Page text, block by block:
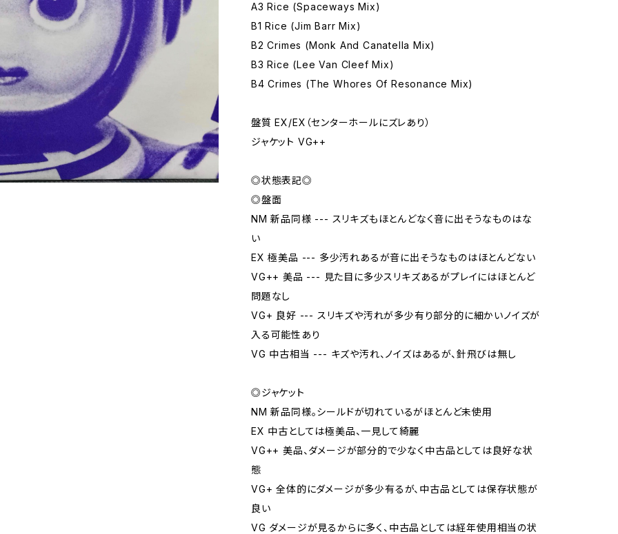
A3 Rice (Spaceways Mix)
B1 Rice (Jim Barr Mix)
B2 Crimes (Monk And Canatella Mix)
B3 Rice (Lee Van Cleef Mix)
B4 Crimes (The Whores Of Resonance Mix)
盤質 EX/EX（センターホールにズレあり）
ジャケット VG++
◎状態表記◎
◎盤面
NM 新品同様 --- スリキズもほとんどなく音に出そうなものはな
い
EX 極美品 --- 多少汚れあるが音に出そうなものはほとんどない
VG++ 美品 --- 見た目に多少スリキズあるがプレイにはほとんど
問題なし
VG+ 良好 --- スリキズや汚れが多少有り部分的に細かいノイズが
入る可能性あり
VG 中古相当 --- キズや汚れ、ノイズはあるが、針飛びは無し
◎ジャケット
NM 新品同様。シールドが切れているがほとんど未使用
EX 中古としては極美品、一見して綺麗
VG++ 美品、ダメージが部分的で少なく中古品としては良好な状
態
VG+ 全体的にダメージが多少有るが、中古品としては保存状態が
良い
VG ダメージが見るからに多く、中古品としては経年使用相当の状